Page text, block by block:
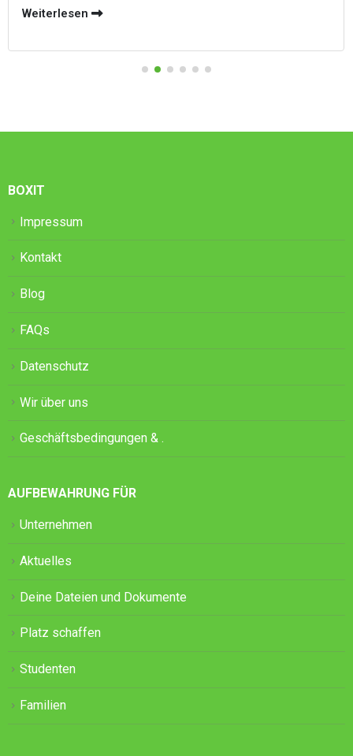
Weiterlesen
BOXIT
Impressum
Kontakt
Blog
FAQs
Datenschutz
Wir über uns
Geschäftsbedingungen & .
AUFBEWAHRUNG FÜR
Unternehmen
Aktuelles
Deine Dateien und Dokumente
Platz schaffen
Studenten
Familien